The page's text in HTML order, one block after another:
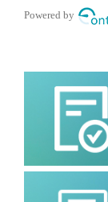
Powered by